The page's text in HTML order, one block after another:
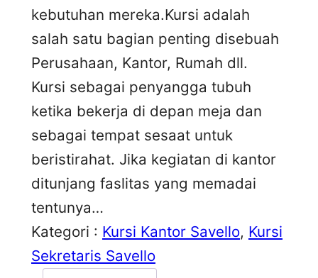
kebutuhan mereka.Kursi adalah
salah satu bagian penting disebuah
Perusahaan, Kantor, Rumah dll.
Kursi sebagai penyangga tubuh
ketika bekerja di depan meja dan
sebagai tempat sesaat untuk
beristirahat. Jika kegiatan di kantor
ditunjang faslitas yang memadai
tentunya…
Kategori : Kursi Kantor Savello, Kursi
Sekretaris Savello